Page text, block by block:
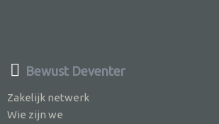
Bewust Deventer
Zakelijk netwerk
Wie zijn we